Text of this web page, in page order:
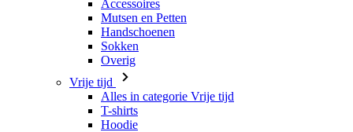
Vrije tijd
Alles in categorie Vrije tijd
T-shirts
Hoodie
Mutsen en Petten
Triathlon
Alles in categorie Triathlon
Singlet